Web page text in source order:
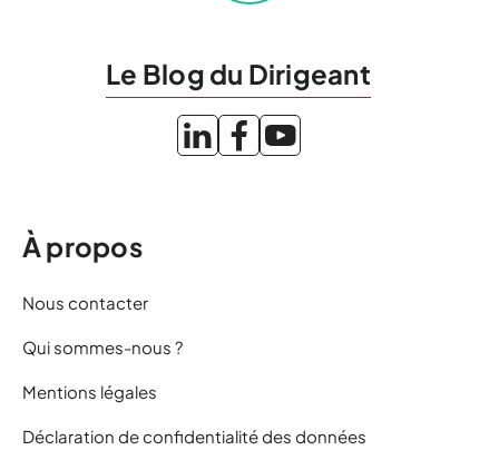
Le Blog du Dirigeant
À propos
Nous contacter
Qui sommes-nous ?
Mentions légales
Déclaration de confidentialité des données